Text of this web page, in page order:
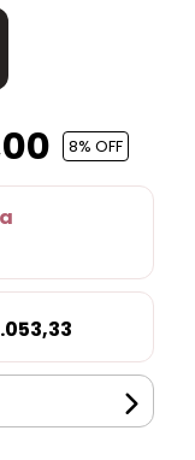
8% OFF